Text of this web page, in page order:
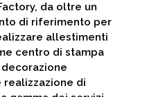
da oltre un
di riferimento per
allestimenti
centro di stampa
di